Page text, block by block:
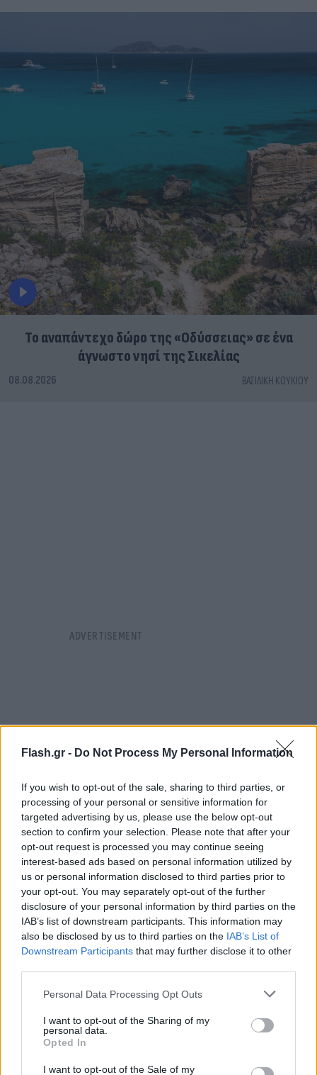
Flash.gr - Do Not Process My Personal Information
If you wish to opt-out of the sale, sharing to third parties, or
processing of your personal or sensitive information for
targeted advertising by us, please use the below opt-out
section to confirm your selection. Please note that after your
opt-out request is processed you may continue seeing
interest-based ads based on personal information utilized by
us or personal information disclosed to third parties prior to
your opt-out. You may separately opt-out of the further
disclosure of your personal information by third parties on the
IAB’s list of downstream participants. This information may
also be disclosed by us to third parties on the IAB’s List of
Downstream Participants that may further disclose it to other
Please note that this website/app uses one or more Google
not limited to your visit or usage behaviour. You may click to
grant or deny consent to Google and its third-party tags to
use your data for below specified purposes in below Google
consent section.
Personal Data Processing Opt Outs
I want to opt-out of the Sharing of my
personal data.
Opted In
I want to opt-out of the Sale of my
To αναπάντεχο δώρο της «Οδύσσειας» σε ένα
άγνωστο νησί της Σικελίας
08.08.2026 ΒΑΣΙΛΙΚΉ ΚΟΥΚΊΟΥ
FLASH FOCUS